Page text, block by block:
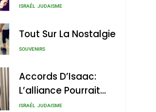
Nouvelle Chanson De
ISRAÉL JUDAISME
Tout Sur La Nostalgie
SOUVENIRS
Accords D’Isaac:
L’alliance Pourrait
S’étendre À 13 Pays
ISRAÉL JUDAISME